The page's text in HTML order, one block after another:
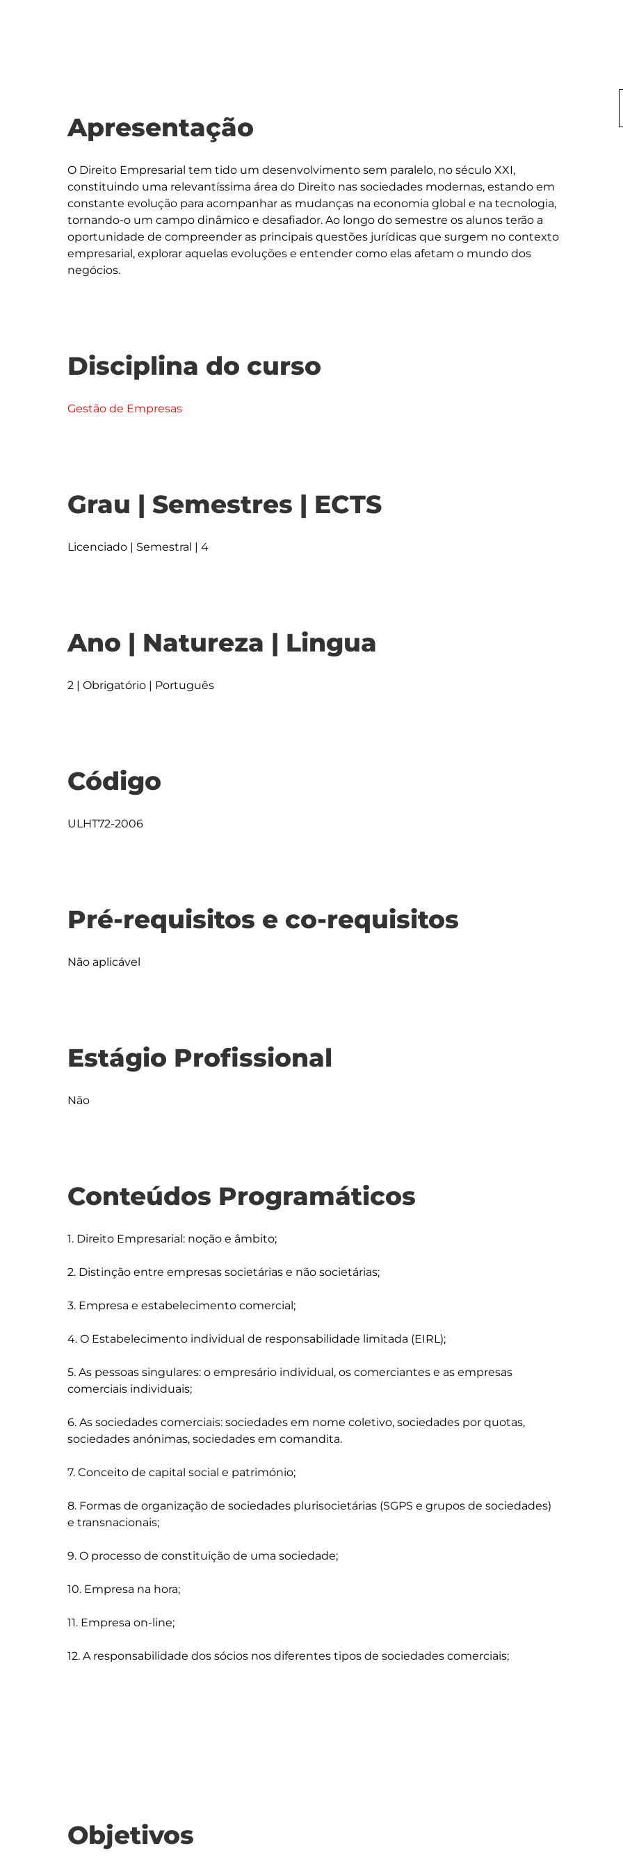
Apresentação
O Direito Empresarial tem tido um desenvolvimento sem paralelo, no século XXI,
constituindo uma relevantíssima área do Direito nas sociedades modernas, estando em
constante evolução para acompanhar as mudanças na economia global e na tecnologia,
tornando-o um campo dinâmico e desafiador. Ao longo do semestre os alunos terão a
oportunidade de compreender as principais questões jurídicas que surgem no contexto
empresarial, explorar aquelas evoluções e entender como elas afetam o mundo dos
Disciplina do curso
Gestão de Empresas
Grau | Semestres | ECTS
Licenciado | Semestral | 4
Ano | Natureza | Lingua
2 | Obrigatório | Português
Código
ULHT72-2006
Pré-requisitos e co-requisitos
Não aplicável
Estágio Profissional
Não
Conteúdos Programáticos
1. Direito Empresarial: noção e âmbito;
2. Distinção entre empresas societárias e não societárias;
3. Empresa e estabelecimento comercial;
4. O Estabelecimento individual de responsabilidade limitada (EIRL);
5. As pessoas singulares: o empresário individual, os comerciantes e as empresas
comerciais individuais;
6. As sociedades comerciais: sociedades em nome coletivo, sociedades por quotas,
sociedades anónimas, sociedades em comandita.
7. Conceito de capital social e património;
8. Formas de organização de sociedades plurisocietárias (SGPS e grupos de sociedades)
e transnacionais;
9. O processo de constituição de uma sociedade;
10. Empresa na hora;
11. Empresa on-line;
12. A responsabilidade dos sócios nos diferentes tipos de sociedades comerciais;
Objetivos